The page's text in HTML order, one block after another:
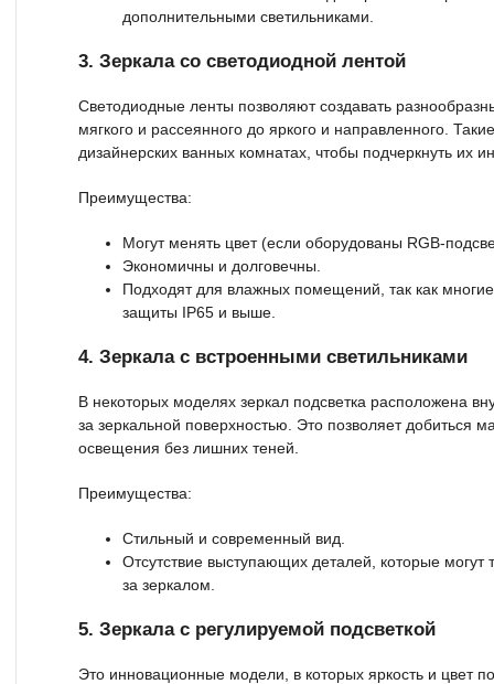
дополнительными светильниками.
3. Зеркала со светодиодной лентой
Светодиодные ленты позволяют создавать
мягкого и рассеянного до яркого и направленного.
дизайнерских ванных комнатах, чтобы подчеркнуть их
Преимущества:
Могут менять цвет (если оборудованы RGB-
Экономичны и долговечны.
Подходят для влажных помещений, так как
защиты IP65 и выше.
4. Зеркала с встроенными светильниками
В некоторых моделях зеркал подсветка расположена
за зеркальной поверхностью. Это позволяет добиться
освещения без лишних теней.
Преимущества:
Стильный и современный вид.
Отсутствие выступающих деталей, которые могут
за зеркалом.
5. Зеркала с регулируемой подсветкой
Это инновационные модели, в которых яркость и цвет